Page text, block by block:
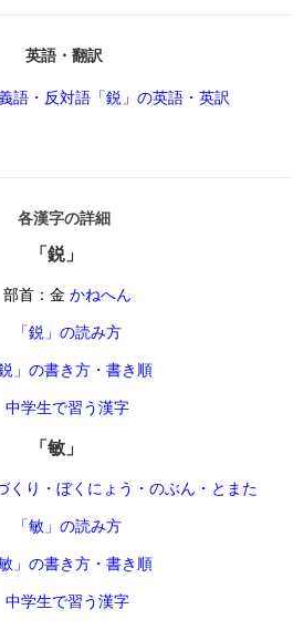
英語・翻訳
語・反対語 「鋭」の英語・英訳
各漢字の詳細
「鋭」
部首：金 かねへん
「鋭」の読み方
鋭」の書き方・書き順
中学生で習う漢字
「敏」
くり・ぼくにょう・のぶん・とまた
「敏」の読み方
敏」の書き方・書き順
中学生で習う漢字